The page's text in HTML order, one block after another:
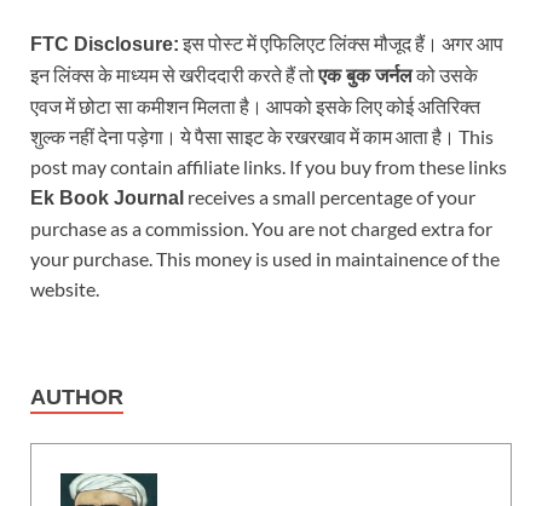
FTC Disclosure:इस पोस्ट में एफिलिएट लिंक्स मौजूद हैं। अगर आप
इन लिंक्स के माध्यम से खरीददारी करते हैं तोएक बुक जर्नलको उसके
एवज में छोटा सा कमीशन मिलता है। आपको इसके लिए कोई अतिरिक्त
शुल्क नहीं देना पड़ेगा। ये पैसा साइट के रखरखाव में काम आता है। This
post may contain affiliate links. If you buy from these links
Ek Book Journal receives a small percentage of your
purchase as a commission. You are not charged extra for
your purchase. This money is used in maintainence of the
website.
AUTHOR